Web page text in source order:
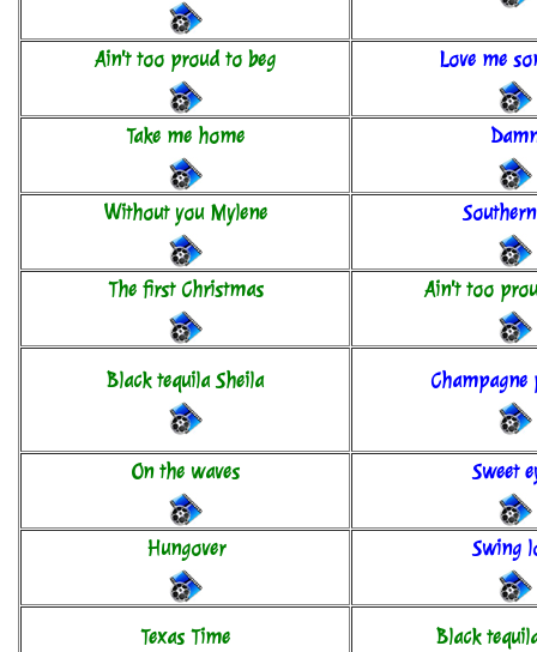
Ain't too proud to beg Love me
Take me home
Without you Mylene
The first Christmas Ain't too
Black tequila Sheila Champagne
On the waves Sweet
Hungover Swing
Texas Time Black